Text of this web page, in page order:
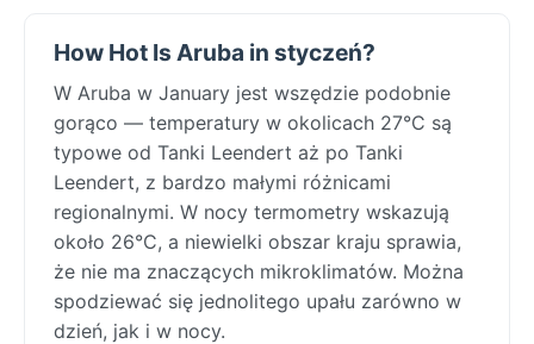
How Hot Is Aruba in styczeń?
W Aruba w January jest wszędzie podobnie
gorąco — temperatury w okolicach 27°C są
typowe od Tanki Leendert aż po Tanki
Leendert, z bardzo małymi różnicami
regionalnymi. W nocy termometry wskazują
około 26°C, a niewielki obszar kraju sprawia,
że nie ma znaczących mikroklimatów. Można
spodziewać się jednolitego upału zarówno w
dzień, jak i w nocy.